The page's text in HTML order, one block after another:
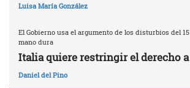
Luisa María González
El Gobierno usa el argumento de los disturbios del
mano dura
Italia quiere restringir el derecho
Daniel del Pino